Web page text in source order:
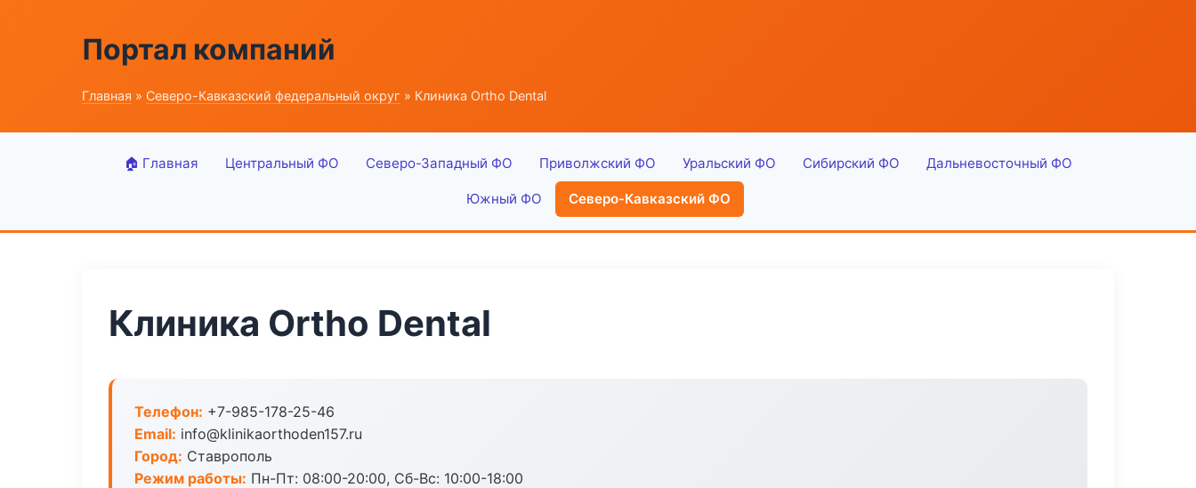
Портал компаний
Главная » Северо-Кавказский федеральный округ » Клиника Ortho Dental
🏠 Главная Центральный ФО Северо-Западный ФО Приволжский ФО Уральский ФО Сибирский ФО Дальневосточный ФО
Южный ФО Северо-Кавказский ФО
Клиника Ortho Dental
Телефон: +7-985-178-25-46
Email: info@klinikaorthoden157.ru
Город: Ставрополь
Режим работы: Пн-Пт: 08:00-20:00, Сб-Вс: 10:00-18:00